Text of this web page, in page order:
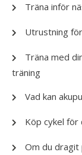
Träna inför
Utrustning
Träna med
träning
Vad kan
Köp cykel för
Om du dragit